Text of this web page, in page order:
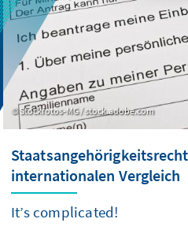
Stockfotos-MG / stock.adobe.com
internationalen Vergleich
It’s complicated!